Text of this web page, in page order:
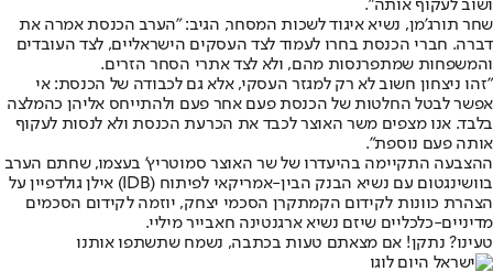
ושוב לעקוף אותה״.
שחר תורג'מן, נשיא איגוד לשכות המסחר, הגיב: "הערב הכנסת אמרה את
דברה. חברי הכנסת בחרו לעמוד לצד העסקים הישראליים, לצד העובדים
והמשפחות שמתפרנסות מהם, ולא לצד אתרי הסחר הזרים.
"זהו ניצחון חשוב לא רק למגזר העסקי, אלא גם לכבודה של הכנסת: אי
אפשר לבטל החלטות של הכנסת פעם אחר פעם ולהתייחס אליהן כהמלצה
בלבד. אנו מצפים משר האוצר לכבד את הכרעת הכנסת ולא לנסות לעקוף
אותה פעם נוספת".
ההצבעה התקיימה בהיעדרו של שר האוצר סמוטריץ' בעצמו, שחתם הערב
בוושינגטום עם נשיא הבנק הבין-אמריקאי לפיתוח (IDB) אילן גולדפיין על
הצהרת כוונות לקידום הקמתקרן הסכמי יצחק, יוזמה לקידום הסכמים
מדיניים-כלכליים שיזם נשיא ארגנטינה חאבייר מיליי.
טעינו? נתקן! אם מצאתם טעות בכתבה, נשמח שתשתפו אותנו